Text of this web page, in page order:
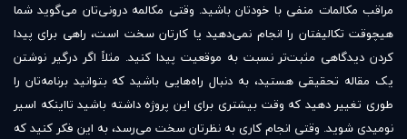
مراقب مکالمات منفی‌ با خودتان باشید. وقتی مکالمه درونی‌تان می‌گوید شما
هیچوقت تکالیفتان را انجام نمی‌دهید یا کارتان سخت است، راهی برای پیدا
کردن دیدگاهی مثبت‌تر نسبت به موقعیت پیدا کنید. مثلاً اگر درگیر نوشتن
یک مقاله تحقیقی هستید، به دنبال راه‌هایی باشید که بتوانید برنامه‌تان را
طوری تغییر دهید که وقت بیشتری برای این پروژه داشته باشید تااینکه اسیر
نومیدی شوید. وقتی انجام کاری به نظرتان سخت می‌رسد، به این فکر کنید که